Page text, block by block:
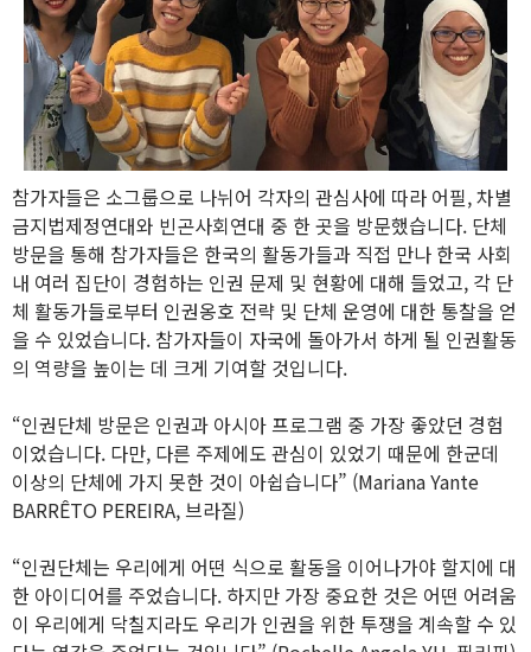
참가자들은 소그룹으로 나뉘어 각자의 관심사에 따라 어필, 차별
금지법제정연대와 빈곤사회연대 중 한 곳을 방문했습니다. 단체
방문을 통해 참가자들은 한국의 활동가들과 직접 만나 한국 사회
내 여러 집단이 경험하는 인권 문제 및 현황에 대해 들었고, 각 단
체 활동가들로부터 인권옹호 전략 및 단체 운영에 대한 통찰을 얻
을 수 있었습니다. 참가자들이 자국에 돌아가서 하게 될 인권활동
의 역량을 높이는 데 크게 기여할 것입니다.
“인권단체 방문은 인권과 아시아 프로그램 중 가장 좋았던 경험
이었습니다. 다만, 다른 주제에도 관심이 있었기 때문에 한군데
이상의 단체에 가지 못한 것이 아쉽습니다” (Mariana Yante
BARRÊTO PEREIRA, 브라질)
“인권단체는 우리에게 어떤 식으로 활동을 이어나가야 할지에 대
한 아이디어를 주었습니다. 하지만 가장 중요한 것은 어떤 어려움
이 우리에게 닥칠지라도 우리가 인권을 위한 투쟁을 계속할 수 있